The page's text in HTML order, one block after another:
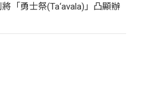
「勇士祭(Ta‘avala)」凸顯辦